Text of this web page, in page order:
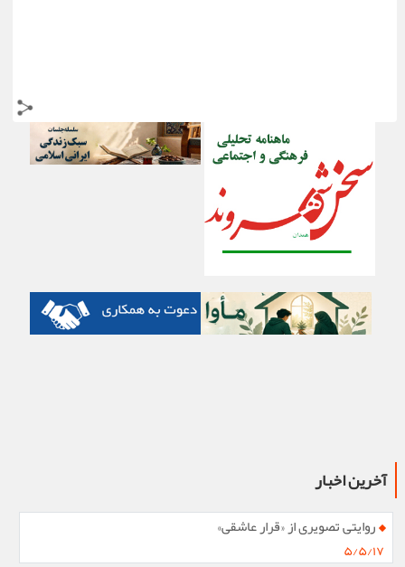
آخرین اخبار
روایتی تصویری از «قرار عاشقی»
۵/۵/۱۷